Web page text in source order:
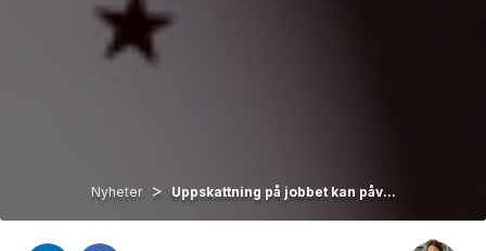
Nyheter > Uppskattning på jobbet kan påv...